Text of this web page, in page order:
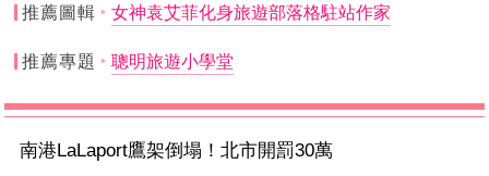
推薦圖輯 女神袁艾菲化身旅遊部落格駐站作家
推薦專題 聰明旅遊小學堂
南港LaLaport鷹架倒塌！北市開罰30萬